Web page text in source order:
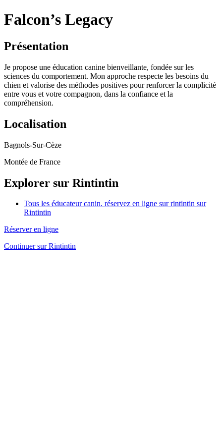
Falcon’s Legacy
Présentation
Je propose une éducation canine bienveillante, fondée sur les
sciences du comportement. Mon approche respecte les besoins du
chien et valorise des méthodes positives pour renforcer la complicité
entre vous et votre compagnon, dans la confiance et la
compréhension.
Localisation
Bagnols-Sur-Cèze
Montée de France
Explorer sur Rintintin
Tous les éducateur canin. réservez en ligne sur rintintin sur
Rintintin
Réserver en ligne
Continuer sur Rintintin